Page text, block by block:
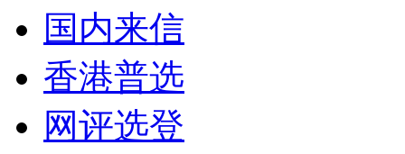
国内来信
香港普选
网评选登